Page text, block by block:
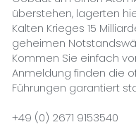
überstehen, lagerten
Kalten Krieges 15
geheimen
Kommen Sie einfach
Anmeldung finden die
Führungen garantiert
+49 (0) 2671 9153540